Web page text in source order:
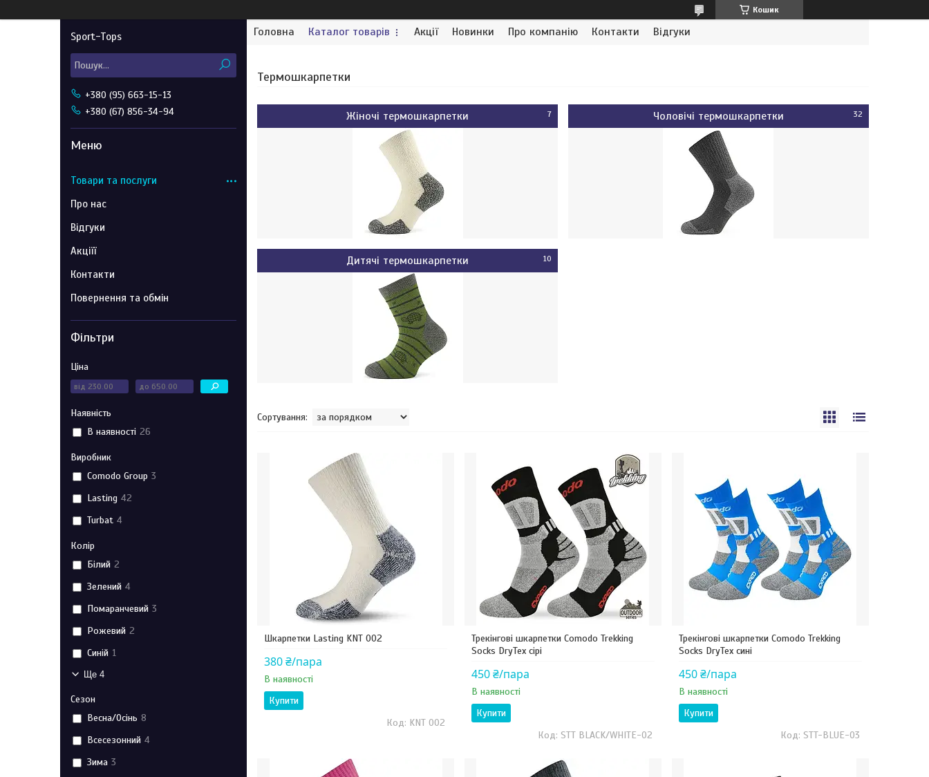
Кошик
Головна Каталог товарів Акції Новинки Про компанію Контакти Відгуки
Термошкарпетки
Жіночі термошкарпетки 7 Чоловічі термошкарпетки 32
Дитячі термошкарпетки 10
Шкарпетки Lasting KNT 002
380 ₴/пара
В наявності
Купити
KNT 002
Трекінгові шкарпетки Comodo Trekking
Socks DryTex сірі
450 ₴/пара
В наявності
Купити
STT BLACK/WHITE-02
Трекінгові шкарпетки Comodo Trekking
Socks DryTex сині
450 ₴/пара
В наявності
Купити
STT-BLUE-03
Sport-Tops
+380 (95) 663-15-13
+380 (67) 856-34-94
Товари та послуги
Про нас
Відгуки
Акціїї
Контакти
Повернення та обмін
Фільтри
Ціна
Наявність
В наявності 26
Виробник
Comodo Group 3
Lasting 42
Turbat 4
Колір
Білий 2
Зелений 4
Помаранчевий 3
Рожевий 2
Синій 1
Ще 4
Сезон
Весна/Осінь 8
Всесезонний 4
Зима 3